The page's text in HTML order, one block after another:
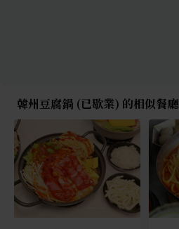
韓州豆腐鍋 (已歇業) 的相似餐廳